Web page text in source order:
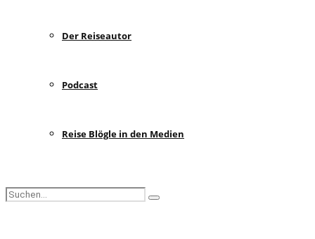
Der Reiseautor
Podcast
Reise Blögle in den Medien
Search
Search